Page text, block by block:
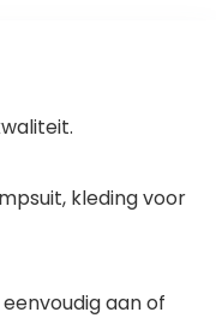
kleding voor
aan of